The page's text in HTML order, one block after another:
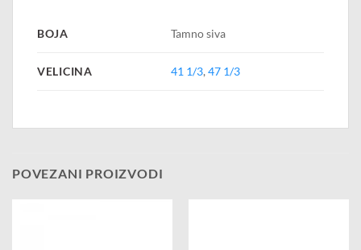
BOJA Tamno siva
VELICINA 41 1/3,47 1/3
POVEZANI PROIZVODI